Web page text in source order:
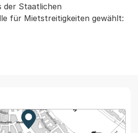
Staatlichen
für Mietstreitigkeiten gewählt:
Zur Karte von MapBS.
Externer Link, wird in einem